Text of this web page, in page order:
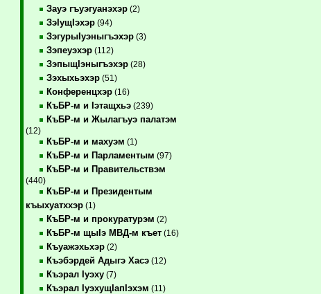
Зауэ гъуэгуанэхэр(2)
ЗэIущIэхэр(94)
ЗэгурыIуэныгъэхэр(3)
Зэпеуэхэр(112)
ЗэпыщIэныгъэхэр(28)
Зэхыхьэхэр(51)
Конференцхэр(16)
КъБР-м и Iэтащхьэ(239)
КъБР-м и Жылагъуэ палатэм
(12)
КъБР-м и махуэм (1)
КъБР-м и Парламентым (97)
КъБР-м и Правительствэм
(440)
КъБР-м и Президентым
къыхуатххэр(1)
КъБР-м и прокуратурэм (2)
КъБР-м щыIэ МВД-м къет(16)
Къуажэхьхэр(2)
Къэбэрдей Адыгэ Хасэ(12)
Къэрал Iуэху(7)
Къэрал IуэхущIапIэхэм (11)